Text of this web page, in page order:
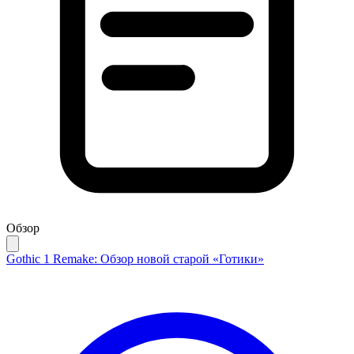
Обзор
Gothic 1 Remake: Обзор новой старой «Готики»